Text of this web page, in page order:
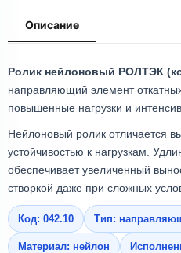
Описание
Ролик нейлоновый РОЛТЭК
направляющий элемент
повышенные нагрузки и
Нейлоновый ролик отличается
устойчивостью к нагрузкам.
обеспечивает увеличенный
створкой даже при сложных
Код: 042.10 Тип:
Материал: нейлон